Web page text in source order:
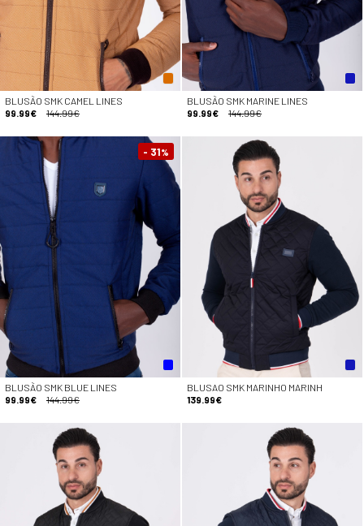
BLUSÃO SMK CAMEL LINES
99.99€
144.99€
BLUSÃO SMK MARINE LINES
99.99€
144.99€
- 31%
BLUSÃO SMK BLUE LINES
99.99€
144.99€
BLUSAO SMK MARINHO MARINH
139.99€